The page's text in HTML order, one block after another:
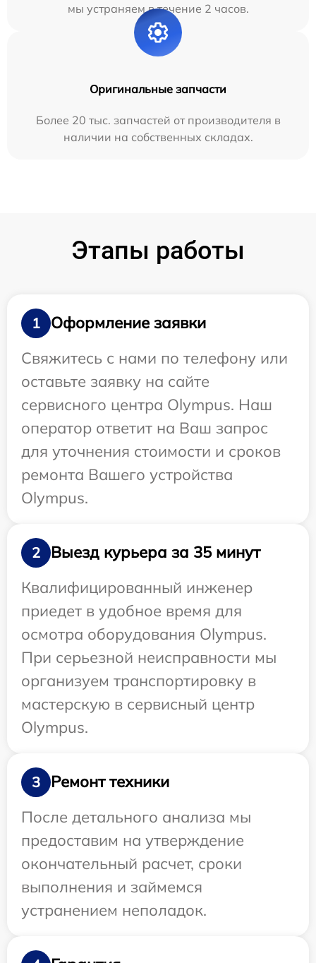
мы устраняем в течение 2 часов.
Оригинальные запчасти
Более 20 тыс. запчастей от производителя в
наличии на собственных складах.
Этапы работы
1
Оформление заявки
Свяжитесь с нами по телефону или
оставьте заявку на сайте
сервисного центра Olympus. Наш
оператор ответит на Ваш запрос
для уточнения стоимости и сроков
ремонта Вашего устройства
Olympus.
2
Выезд курьера за 35 минут
Квалифицированный инженер
приедет в удобное время для
осмотра оборудования Olympus.
При серьезной неисправности мы
организуем транспортировку в
мастерскую в сервисный центр
Olympus.
3
Ремонт техники
После детального анализа мы
предоставим на утверждение
окончательный расчет, сроки
выполнения и займемся
устранением неполадок.